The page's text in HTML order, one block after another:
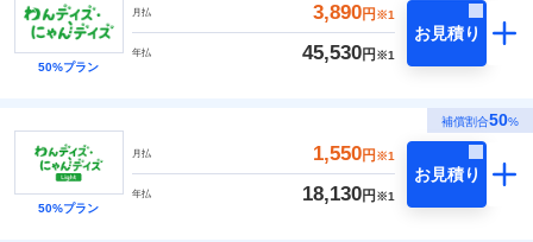
50%プラン
月払 3,890円 ※1
年払 45,530円 ※1
お見積り
補償割合50%
50%プラン
月払 1,550円 ※1
年払 18,130円 ※1
お見積り